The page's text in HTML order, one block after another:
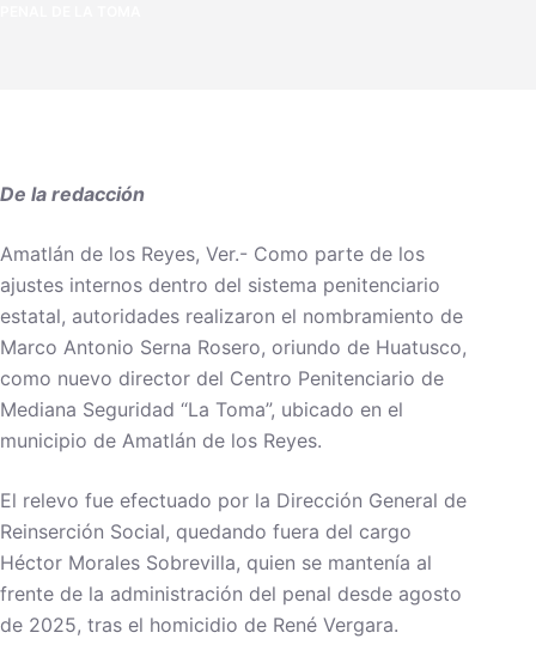
De la redacción
Amatlán de los Reyes, Ver.- Como parte de los
ajustes internos dentro del sistema penitenciario
estatal, autoridades realizaron el nombramiento de
Marco Antonio Serna Rosero, oriundo de Huatusco,
como nuevo director del Centro Penitenciario de
Mediana Seguridad “La Toma”, ubicado en el
municipio de Amatlán de los Reyes.
El relevo fue efectuado por la Dirección General de
Reinserción Social, quedando fuera del cargo
Héctor Morales Sobrevilla, quien se mantenía al
frente de la administración del penal desde agosto
de 2025, tras el homicidio de René Vergara.